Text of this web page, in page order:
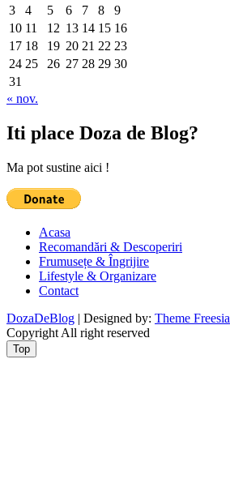
3
4 5 6 7 8
9
10 11 12 13 14 15 16
17 18 19 20 21 22 23
24 25 26 27 28 29 30
31
« nov.
Iti place Doza de Blog?
Ma pot sustine aici !
Acasa
Recomandări & Descoperiri
Frumusețe & Îngrijire
Lifestyle & Organizare
Contact
DozaDeBlog | Designed by: Theme Freesia
Copyright All right reserved
Top